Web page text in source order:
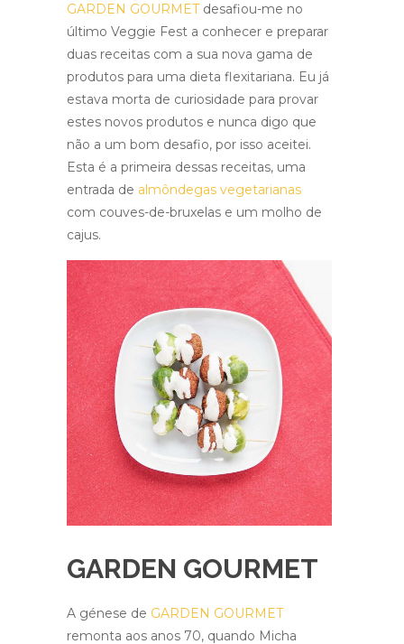
GARDEN GOURMETdesafiou-me no
último Veggie Fest a conhecer e preparar
duas receitas com a sua nova gama de
produtos para uma dieta flexitariana. Eu já
estava morta de curiosidade para provar
estes novos produtos e nunca digo que
não a um bom desafio, por isso aceitei.
Esta é a primeira dessas receitas, uma
entrada de almôndegas vegetarianas
com couves-de-bruxelas e um molho de
cajus.
GARDEN GOURMET
A génese de GARDEN GOURMET
remonta aos anos 70, quando Micha